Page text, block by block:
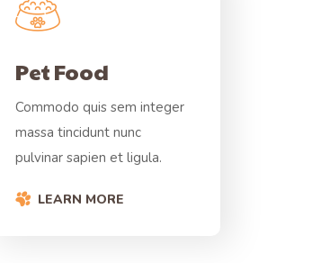
Pet Food
Commodo quis sem integer
massa tincidunt nunc
pulvinar sapien et ligula.
LEARN MORE